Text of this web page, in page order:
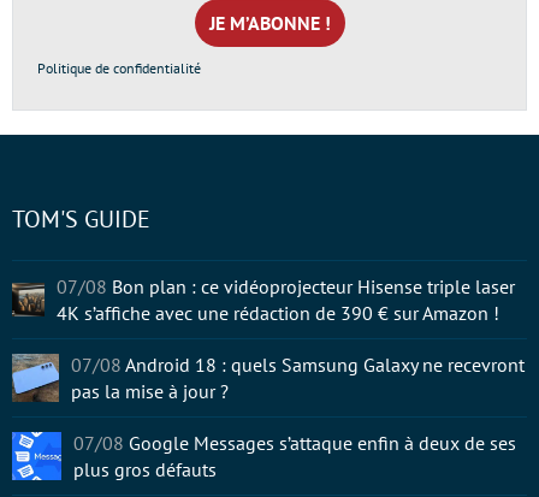
*
Politique de confidentialité
TOM'S GUIDE
07/08 Bon plan : ce vidéoprojecteur Hisense triple laser
4K s’affiche avec une rédaction de 390 € sur Amazon !
07/08 Android 18 : quels Samsung Galaxy ne recevront
pas la mise à jour ?
07/08 Google Messages s’attaque enfin à deux de ses
plus gros défauts